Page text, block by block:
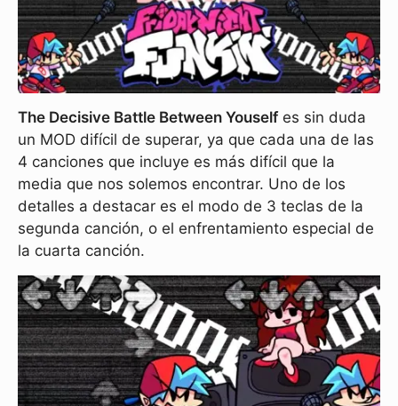
The Decisive Battle Between Youselfes sin duda
un MOD difícil de superar, ya que cada una de las
4 canciones que incluye es más difícil que la
media que nos solemos encontrar. Uno de los
detalles a destacar es el modo de 3 teclas de la
segunda canción, o el enfrentamiento especial de
la cuarta canción.